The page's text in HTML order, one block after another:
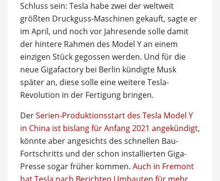
Schluss sein: Tesla habe zwei der weltweit
größten Druckguss-Maschinen gekauft, sagte er
im April, und noch vor Jahresende solle damit
der hintere Rahmen des Model Y an einem
einzigen Stück gegossen werden. Und für die
neue Gigafactory bei Berlin kündigte Musk
später an, diese solle eine weitere Tesla-
Revolution in der Fertigung bringen.
DerSerien-Produktionsstart des Tesla Model Y
in China ist bislang für Anfang 2021 angekündigt,
könnte aber angesichts des schnellen Bau-
Fortschritts und der schon installierten Giga-
Presse sogar früher kommen. Auch in Fremont